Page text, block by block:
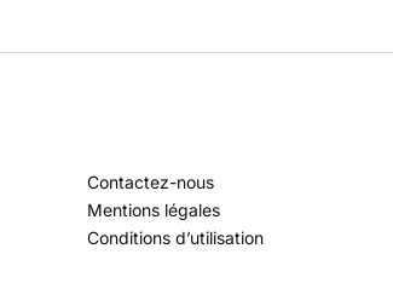
Contactez-nous
Mentions légales
Conditions d’utilisation